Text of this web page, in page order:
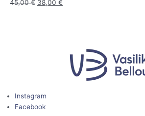
45,00€ 38,00 €
Instagram
Facebook